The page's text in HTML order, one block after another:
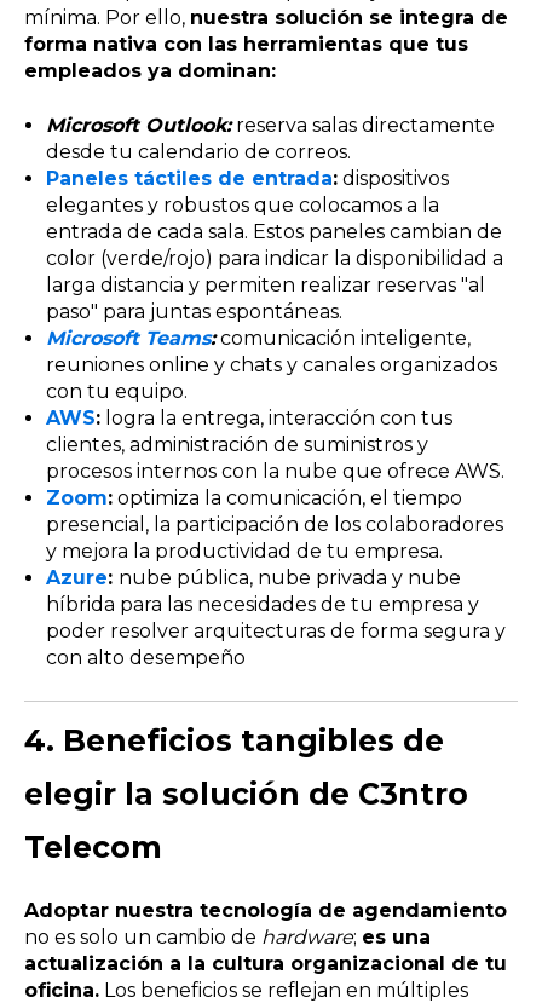
mínima. Por ello, nuestra solución se integra de
forma nativa con las herramientas que tus
empleados ya dominan:
Microsoft Outlook: reserva salas directamente
desde tu calendario de correos.
Paneles táctiles de entrada:dispositivos
elegantes y robustos que colocamos a la
entrada de cada sala. Estos paneles cambian de
color (verde/rojo) para indicar la disponibilidad a
larga distancia y permiten realizar reservas "al
paso" para juntas espontáneas.
Microsoft Teams:comunicación inteligente,
reuniones online y chats y canales organizados
con tu equipo.
AWS:logra la entrega, interacción con tus
clientes, administración de suministros y
procesos internos con la nube que ofrece AWS.
Zoom:optimiza la comunicación, el tiempo
presencial, la participación de los colaboradores
y mejora la productividad de tu empresa.
Azure: nube pública, nube privada y nube
híbrida para las necesidades de tu empresa y
poder resolver arquitecturas de forma segura y
con alto desempeño
4. Beneficios tangibles de
elegir la solución de C3ntro
Telecom
Adoptar nuestra tecnología de agendamiento
no es solo un cambio de hardware; es una
actualización a la cultura organizacional de tu
oficina. Los beneficios se reflejan en múltiples